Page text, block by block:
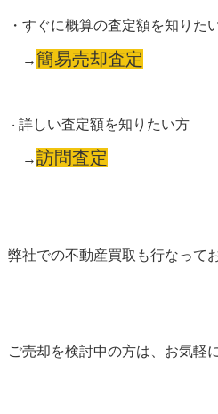
・すぐに概算の査定額を知りた
→簡易売却査定
・ 詳しい査定額を知りたい方
→訪問査定
弊社での不動産買取も行なって
ご売却を検討中の方は、お気軽